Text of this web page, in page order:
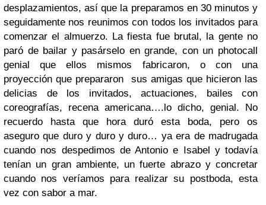
desplazamientos, así que la preparamos en 30 minutos y
seguidamente nos reunimos con todos los invitados para
comenzar el almuerzo. La fiesta fue brutal, la gente no
paró de bailar y pasárselo en grande, con un photocall
genial que ellos mismos fabricaron, o con una
proyección que prepararon sus amigas que hicieron las
delicias de los invitados, actuaciones, bailes con
coreografías, recena americana….lo dicho, genial. No
recuerdo hasta que hora duró esta boda, pero os
aseguro que duro y duro y duro… ya era de madrugada
cuando nos despedimos de Antonio e Isabel y todavía
tenían un gran ambiente, un fuerte abrazo y concretar
cuando nos veríamos para realizar su postboda, esta
vez con sabor a mar.